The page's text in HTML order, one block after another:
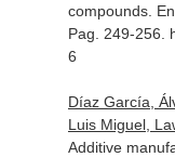
compounds.
Pag. 249-256.
6
Díaz García,
Luis Miguel,
Additive